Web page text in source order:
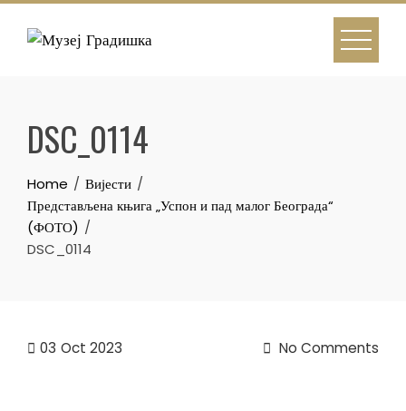
Skip
DSC_0114
Home
Вијести
Представљена књига „Успон и пад малог Београда“
(ФОТО)
DSC_0114
03 Oct 2023 No Comments